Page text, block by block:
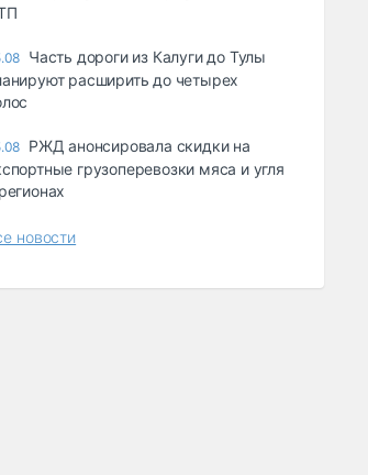
Часть дороги из Калуги до Тулы
расширить до четырех
РЖД анонсировала скидки на
грузоперевозки мяса и угля
новости